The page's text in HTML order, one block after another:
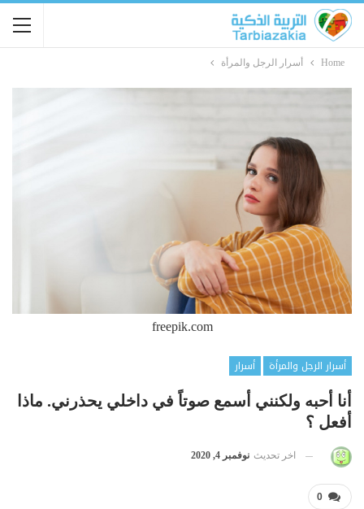
Home أسرار الرجل والمرأة
freepik.com
أسرار الرجل والمرأة
أسرار
أنا أحبه ولكنني أسمع صوتاً في داخلي يحذرني. ماذا
أفعل ؟
اخر تحديث نوفمبر 4, 2020
0